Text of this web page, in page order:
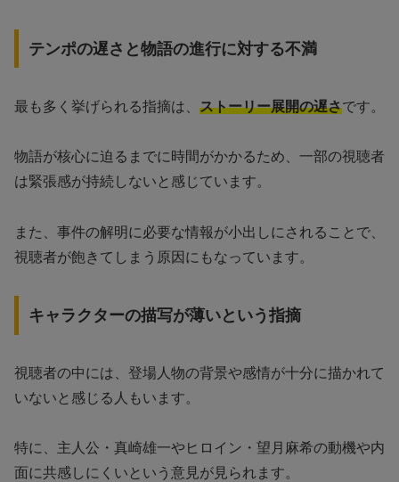
テンポの遅さと物語の進行に対する不満
最も多く挙げられる指摘は、 ストーリー展開の遅さです。
物語が核心に迫るまでに時間がかかるため、一部の視聴者
は緊張感が持続しないと感じています。
また、事件の解明に必要な情報が小出しにされることで、
視聴者が飽きてしまう原因にもなっています。
キャラクターの描写が薄いという指摘
視聴者の中には、登場人物の背景や感情が十分に描かれて
いないと感じる人もいます。
特に、主人公・真崎雄一やヒロイン・望月麻希の動機や内
面に共感しにくいという意見が見られます。